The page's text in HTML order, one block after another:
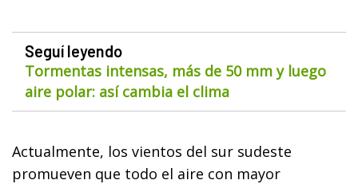
Seguí leyendo
Tormentas intensas, más de 50 mm y luego
aire polar: así cambia el clima
Actualmente, los vientos del sur sudeste
promueven que todo el aire con mayor